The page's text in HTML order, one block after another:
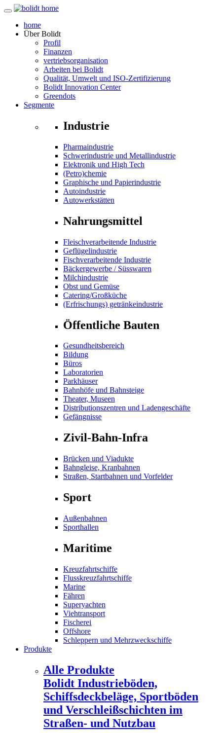
home
ÜberBolidt
Profil
Finanzen
vertriebsorganisation
Arbeiten bei Bolidt
Qualität, Umwelt und ISO-Zertifizierung
Bolidt Innovation Center
Greendots
Segmente
Industrie
Pharmaindustrie
Schwerindustrie und Metallindustrie
Elektronik und High Tech
(Petro)chemie
Graphische und Papierindustrie
Autoindustrie
Autowerkstätten
Nahrungsmittel
Fleischverarbeitende Industrie
Geflügelindustrie
Fischverarbeitende Industrie
Bäckergewerbe / Süsswaren
Milchindustrie
Obst und Gemüse
Catering/Großküche
(Erfrischungs) getränkeindustrie
Öffentliche Bauten
Gesundheitsbereich
Bildung
Büros
Laboratorien
Parkhäuser
Bahnhöfe und Bahnsteige
Theater, Museen
Distributionszentren und Ladengeschäfte
Gefängnisse
Zivil-Bahn-Infra
Brücken und Viadukte
Bahngleise, Kranbahnen
Straßen, Startbahnen und Vorfelder
Sport
Außenbahnen
Sporthallen
Maritime
Kreuzfahrtschiffe
Flusskreuzfahrtschiffe
Marine
Fähren
Superyachten
Viehtransport
Fischerei
Offshore
Schleppern und Mehrzweckschiffe
Produkte
Alle Produkte
Bolidt Industrieböden,
Schiffsdeckbeläge, Sportböden
und Verschleißschichten im
Straßen- und Nutzbau